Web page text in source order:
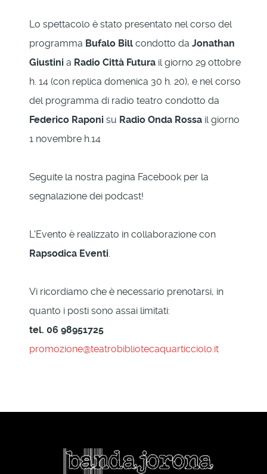
Lo spettacolo è stato presentato nel corso del
programma Bufalo Bill condotto da Jonathan
Giustini a Radio Città Futura il giorno 29 ottobre
h. 14 (con replica domenica 30 h. 20), e nel corso
del programma di radio teatro condotto da
Federico Raponi su Radio Onda Rossa il giorno
1 novembre h.14
Seguite la nostra pagina Facebook per la
segnalazione dei podcast!
L'Evento è realizzato in collaborazione con
Rapsodica Eventi.
Vi ricordiamo che è necessario prenotarsi, in
quanto i posti sono assai limitati:
tel. 06 98951725
promozione@teatrobibliotecaquarticciolo.it